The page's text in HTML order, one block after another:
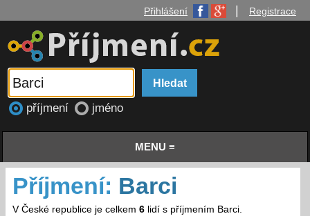
Přihlášení Registrace
příjmení jméno
MENU ≡
Příjmení: Barci
V České republice je celkem 6lidí s příjmením Barci.